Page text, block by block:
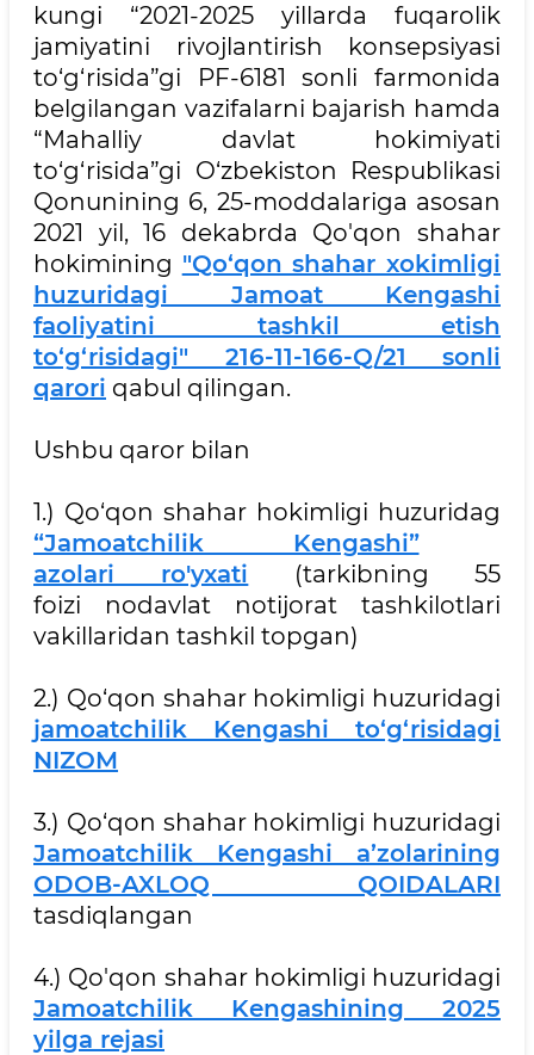
kungi “2021-2025 yillarda fuqarolik
jamiyatini rivojlantirish konsepsiyasi
to‘g‘risida”gi PF-6181 sonli farmonida
belgilangan vazifalarni bajarish hamda
“Mahalliy davlat hokimiyati
to‘g‘risida”gi O‘zbekiston Respublikasi
Qonunining 6, 25-moddalariga asosan
2021 yil, 16 dekabrda Qo'qon shahar
hokimining "Qo‘qon shahar xokimligi
huzuridagi Jamoat Kengashi
faoliyatini tashkil etish
to‘g‘risidagi" 216-11-166-Q/21 sonli
qarori qabul qilingan.
Ushbu qaror bilan
1.) Qo‘qon shahar hokimligi huzuridag
“Jamoatchilik Kengashi”
azolari ro'yxati (tarkibning 55
foizi nodavlat notijorat tashkilotlari
vakillaridan tashkil topgan)
2.) Qo‘qon shahar hokimligi huzuridagi
jamoatchilik Kengashi to‘g‘risidagi
NIZOM
3.) Qo‘qon shahar hokimligi huzuridagi
Jamoatchilik Kengashi a’zolarining
ODOB-AXLOQ QOIDALARI
tasdiqlangan
4.) Qo'qon shahar hokimligi huzuridagi
Jamoatchilik Kengashining 2025
yilga rejasi